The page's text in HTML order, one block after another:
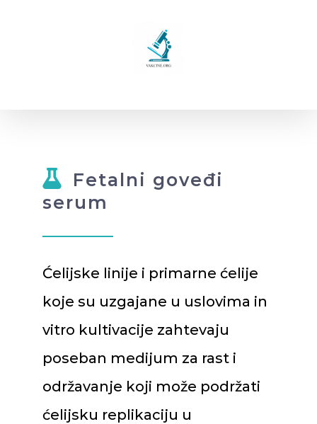
Fetalni goveđi
serum
Ćelijske linije i primarne ćelije
koje su uzgajane u uslovima in
vitro kultivacije zahtevaju
poseban medijum za rast i
održavanje koji može podržati
ćelijsku replikaciju u